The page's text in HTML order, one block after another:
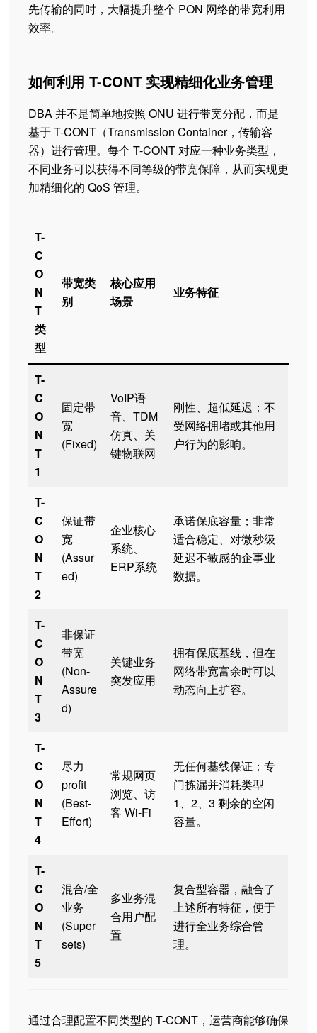
先传输的同时，大幅提升整个 PON 网络的带宽利用
效率。
如何利用 T-CONT 实现精细化业务管理
DBA 并不是简单地按照 ONU 进行带宽分配，而是
基于 T-CONT（Transmission Container，传输容
器）进行管理。每个 T-CONT 对应一种业务类型，
不同业务可以获得不同等级的带宽保障，从而实现更
加精细化的 QoS 管理。
T-
C
O
N
T
类
型
带宽类
别
核心应用
场景
业务特征
T-
C
O
N
T
1
固定带
宽
(Fixed)
VoIP语
音、TDM
仿真、关
键物联网
刚性、超低延迟；不
受网络拥堵或其他用
户行为的影响。
T-
C
O
N
T
2
保证带
宽
(Assur
ed)
企业核心
系统、
ERP系统
承诺保底容量；非常
适合稳定、对微秒级
延迟不敏感的企事业
数据。
T-
C
O
N
T
3
非保证
带宽
(Non-
Assure
d)
关键业务
突发应用
拥有保底基线，但在
网络带宽富余时可以
动态向上扩容。
T-
C
O
N
T
4
尽力
profit
(Best-
Effort)
常规网页
浏览、访
客 Wi-Fi
无任何基线保证；专
门拣漏并消耗类型
1、2、3 剩余的空闲
容量。
T-
C
O
N
T
5
混合/全
业务
(Super
sets)
多业务混
合用户配
置
复合型容器，融合了
上述所有特征，便于
进行全业务综合管
理。
通过合理配置不同类型的 T-CONT，运营商能够确保